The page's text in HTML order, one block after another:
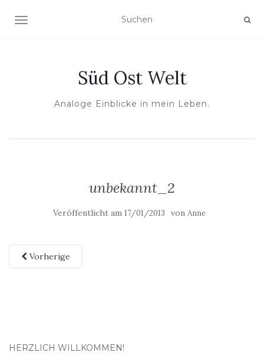
NAVIGATION UMSCHALTEN
Süd Ost Welt
Analoge Einblicke in mein Leben.
unbekannt_2
Veröffentlicht am 17/01/2013 von Anne
Vorherige
HERZLICH WILLKOMMEN!